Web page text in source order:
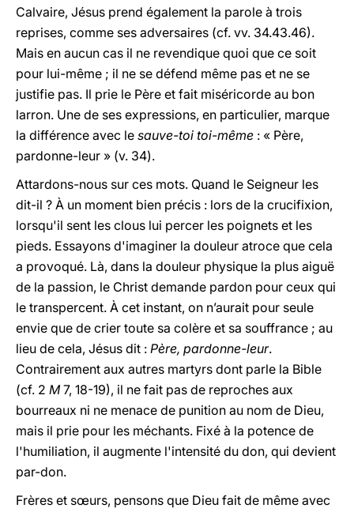
Calvaire, Jésus prend également la parole à trois
reprises, comme ses adversaires (cf. vv. 34.43.46).
Mais en aucun cas il ne revendique quoi que ce soit
pour lui-même ; il ne se défend même pas et ne se
justifie pas. Il prie le Père et fait miséricorde au bon
larron. Une de ses expressions, en particulier, marque
la différence avec le sauve-toi toi-même : « Père,
pardonne-leur » (v. 34).
Attardons-nous sur ces mots. Quand le Seigneur les
dit-il ? À un moment bien précis : lors de la crucifixion,
lorsqu'il sent les clous lui percer les poignets et les
pieds. Essayons d'imaginer la douleur atroce que cela
a provoqué. Là, dans la douleur physique la plus aiguë
de la passion, le Christ demande pardon pour ceux qui
le transpercent. À cet instant, on n’aurait pour seule
envie que de crier toute sa colère et sa souffrance ; au
lieu de cela, Jésus dit : Père, pardonne-leur.
Contrairement aux autres martyrs dont parle la Bible
(cf. 2 M7, 18-19), il ne fait pas de reproches aux
bourreaux ni ne menace de punition au nom de Dieu,
mais il prie pour les méchants. Fixé à la potence de
l'humiliation, il augmente l'intensité du don, qui devient
par-don.
Frères et sœurs, pensons que Dieu fait de même avec